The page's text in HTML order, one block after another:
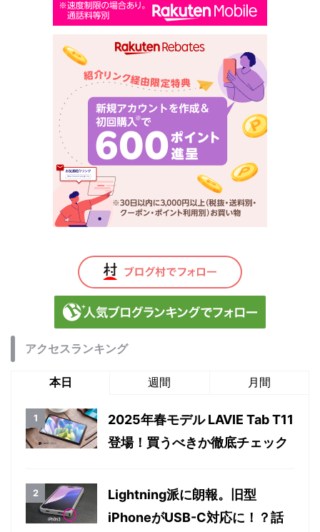
アクセスランキング
本日 週間 月間
2025年春モデル LAVIE Tab T11
登場！買うべきか徹底チェック
Lightning派に朗報。旧型
iPhoneがUSB-C対応に！？話